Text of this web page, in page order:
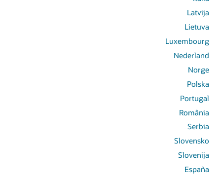
Latvija
Lietuva
Luxembourg
Nederland
Norge
Polska
Portugal
România
Serbia
Slovensko
Slovenija
España